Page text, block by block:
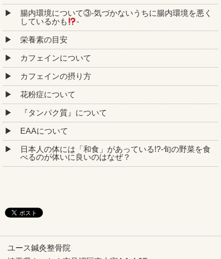
腸内環境について③‐気づかないうちに腸内環境を悪く
しているかも
‐
栄養素の目安
カフェインについて
カフェインの摂り方
花粉症について
『タンパク質』について
EAAについて
日本人の体には「和食」があっている!?-旬の野菜を食
べるのが体いに良いのはなぜ？
ユース鍼灸整骨院